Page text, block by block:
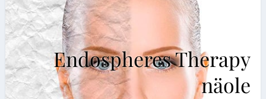
Endospheres Therapy
näole